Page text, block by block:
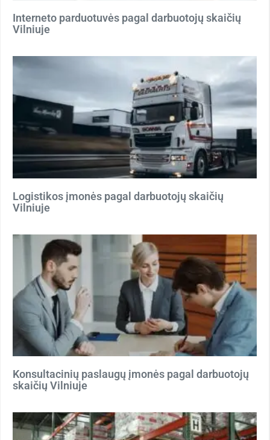
Interneto parduotuvės pagal darbuotojų skaičių
Vilniuje
Logistikos įmonės pagal darbuotojų skaičių
Vilniuje
Konsultacinių paslaugų įmonės pagal darbuotojų
skaičių Vilniuje